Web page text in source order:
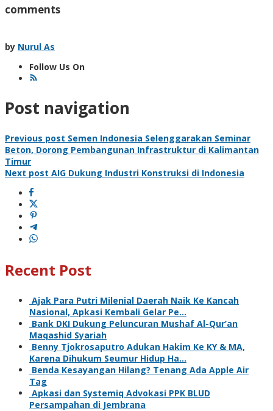
comments
by Nurul As
Follow Us On
Post navigation
Previous post Semen Indonesia Selenggarakan Seminar
Beton, Dorong Pembangunan Infrastruktur di Kalimantan
Timur
Next post AIG Dukung Industri Konstruksi di Indonesia
Recent Post
Ajak Para Putri Milenial Daerah Naik Ke Kancah
Nasional, Apkasi Kembali Gelar Pe…
Bank DKI Dukung Peluncuran Mushaf Al-Qur’an
Maqashid Syariah
Benny Tjokrosaputro Adukan Hakim Ke KY & MA,
Karena Dihukum Seumur Hidup Ha…
Benda Kesayangan Hilang? Tenang Ada Apple Air
Tag
Apkasi dan Systemiq Advokasi PPK BLUD
Persampahan di Jembrana